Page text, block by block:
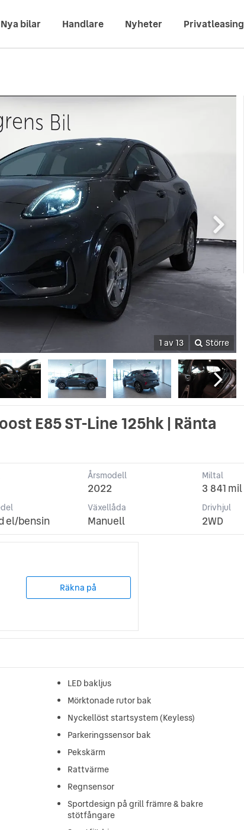
Nya bilar Handlare Nyheter Privatleasing
1 av 13 Större
E85 ST-Line 125hk | Ränta
Årsmodell
2022
Miltal
3 841 mil
el/bensin
Växellåda
Manuell
Drivhjul
2WD
Räkna på
LED bakljus
Mörktonade rutor bak
Nyckellöst startsystem (Keyless)
Parkeringssensor bak
Pekskärm
Rattvärme
Regnsensor
Sportdesign på grill främre & bakre
stötfångare